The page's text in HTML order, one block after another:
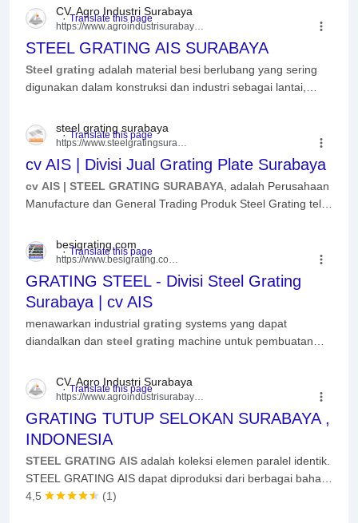
STEEL GRATING AIS SURABAYA
CV. Agro Industri Surabaya
https://www.agroindustrisurabaya.com
Steel grating adalah material besi berlubang yang sering
digunakan dalam konstruksi dan industri sebagai lantai,
cv AIS | Divisi Jual Grating Plate Surabaya
steel grating surabaya
https://www.steelgratingsurabaya.com
cv AIS | STEEL GRATING SURABAYA , adalah Perusahaan
Manufacture dan General Trading Produk Steel Grating telp.
GRATING STEEL - Divisi Steel Grating
Surabaya | cv AIS
besigrating.com
https://www.besigrating.com› grati...
menawarkan industrial grating systems yang dapat
diandalkan dan steel grating machine untuk pembuatan
GRATING TUTUP SELOKAN SURABAYA ,
INDONESIA
CV. Agro Industri Surabaya
https://www.agroindustrisurabaya.com
STEEL GRATING AIS adalah koleksi elemen paralel identik.
STEEL GRATING AIS dapat diproduksi dari berbagai bahan
seperti baja, aluminium, dan fiberglass.
4,5 (1)